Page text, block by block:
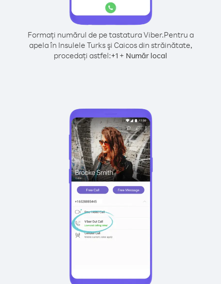
Formați numărul de pe tastatura Viber.Pentru a
apela în Insulele Turks şi Caicos din străinătate,
procedați astfel:+1 + Număr local